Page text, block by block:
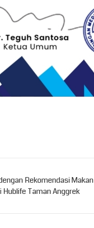
Rekomendasi Makan
Hublife Taman Anggrek